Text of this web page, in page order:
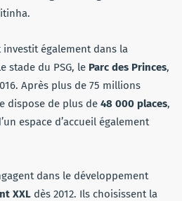
investit également dans la
stade du PSG, le Parc des Princes,
Après plus de 75 millions
dispose de plus de 48 000 places,
espace d’accueil également
dans le développement
XXL dès 2012. Ils choisissent la